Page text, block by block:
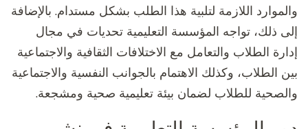
والموارد اللازمة لتلبية هذا الطلب بشكل مستدام. بالإضافة
إلى ذلك، تواجه المؤسسة التعليمية تحديات في مجال
إدارة الطلاب والتعامل مع الاختلافات الثقافية والاجتماعية
بين الطلاب، وكذلك الاهتمام بالجوانب النفسية والاجتماعية
والصحية للطلاب لضمان بيئة تعليمية صحية ومشجعة.